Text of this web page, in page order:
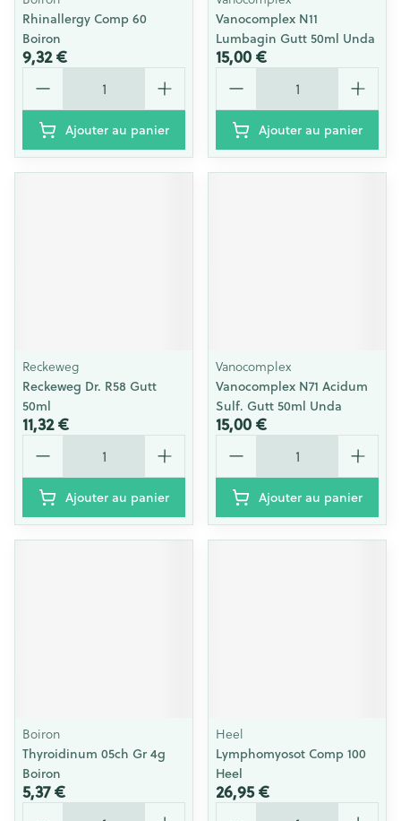
Rhinallergy Comp 60
Boiron
9,32 €
Quantité
Ajouter au panier
Vanocomplex N11
Lumbagin Gutt 50ml Unda
15,00 €
Quantité
Ajouter au panier
Reckeweg
Reckeweg Dr. R58 Gutt
50ml
11,32 €
Quantité
Ajouter au panier
Vanocomplex
Vanocomplex N71 Acidum
Sulf. Gutt 50ml Unda
15,00 €
Quantité
Ajouter au panier
Boiron
Thyroidinum 05ch Gr 4g
Boiron
5,37 €
Quantité
Heel
Lymphomyosot Comp 100
Heel
26,95 €
Quantité